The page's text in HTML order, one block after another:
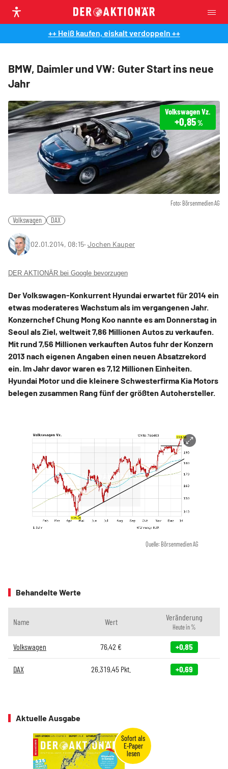
++ Heiß kaufen, eiskalt verdoppeln ++
BMW, Daimler und VW: Guter Start ins neue
Jahr
Foto: Börsenmedien AG
Volkswagen Vz.
+0,85%
Volkswagen DAX
02.01.2014, 08:15‧ Jochen Kauper
DER AKTIONÄR bei Google bevorzugen
Der Volkswagen-Konkurrent Hyundai erwartet für 2014 ein
etwas moderateres Wachstum als im vergangenen Jahr.
Konzernchef Chung Mong Koo nannte es am Donnerstag in
Seoul als Ziel, weltweit 7,86 Millionen Autos zu verkaufen.
Mit rund 7,56 Millionen verkauften Autos fuhr der Konzern
2013 nach eigenen Angaben einen neuen Absatzrekord
ein. Im Jahr davor waren es 7,12 Millionen Einheiten.
Hyundai Motor und die kleinere Schwesterfirma Kia Motors
belegen zusammen Rang fünf der größten Autohersteller.
Quelle: Börsenmedien AG
Behandelte Werte
Name Wert Veränderung
Heute in %
Volkswagen 76,42 € +0,85
DAX 26.319,45 Pkt. +0,69
Aktuelle Ausgabe